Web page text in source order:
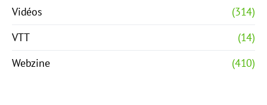
Vidéos
(314)
VTT
(14)
Webzine
(410)